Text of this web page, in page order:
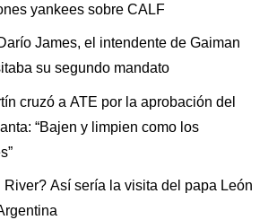
yankees sobre CALF
James, el intendente de Gaiman
su segundo mandato
cruzó a ATE por la aprobación del
“Bajen y limpien como los
River? Así sería la visita del papa León